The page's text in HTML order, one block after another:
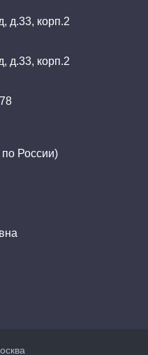
д.33, корп.2
д.33, корп.2
России)